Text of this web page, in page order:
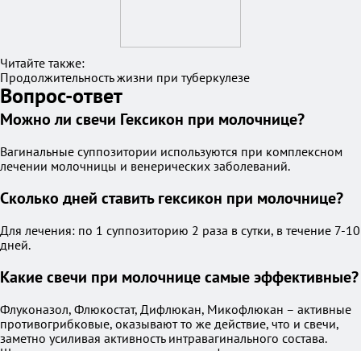
Читайте также:
Продолжительность жизни при туберкулезе
Вопрос-ответ
Можно ли свечи Гексикон при молочнице?
Вагинальные суппозитории используются при комплексном
лечении молочницы и венерических заболеваний.
Сколько дней ставить гексикон при молочнице?
Для лечения: по 1 суппозиторию 2 раза в сутки, в течение 7-10
дней.
Какие свечи при молочнице самые эффективные?
Флуконазол, Флюкостат, Дифлюкан, Микофлюкан – активные
противогрибковые, оказывают то же действие, что и свечи,
заметно усиливая активность интравагинального состава.